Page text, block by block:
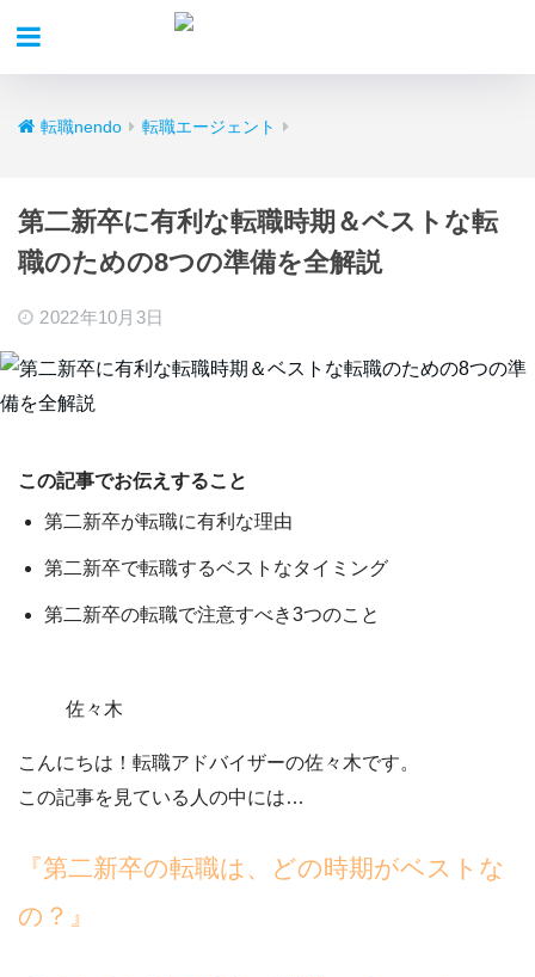
転職nendo 転職エージェント
第二新卒に有利な転職時期＆ベストな転
職のための8つの準備を全解説
2022年10月3日
この記事でお伝えすること
第二新卒が転職に有利な理由
第二新卒で転職するベストなタイミング
第二新卒の転職で注意すべき3つのこと
佐々木
こんにちは！転職アドバイザーの佐々木です。
この記事を見ている人の中には…
『第二新卒の転職は、どの時期がベストな
の？』